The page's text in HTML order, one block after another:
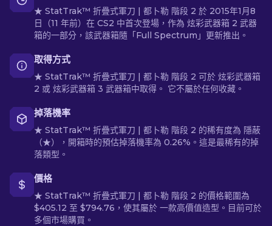
★ StatTrak™ 折疊式軍刀 | 都卜勒 階段 2 於 2015年1月8
日（11 年前）在 CS2 中首次登場，作為 炫彩武器箱 2 武器
箱的一部分，該武器箱隨「Full Spectrum」更新推出。
取得方式
★ StatTrak™ 折疊式軍刀 | 都卜勒 階段 2 可於 炫彩武器箱
2 或 炫彩武器箱 3 武器箱中取得。 它不屬於任何收藏。
掉落機率
★ StatTrak™ 折疊式軍刀 | 都卜勒 階段 2 的稀有度為 隱蔽
（★），開箱時的預估掉落機率為 0.26%。這是最稀有的掉
落類型。
價格
★ StatTrak™ 折疊式軍刀 | 都卜勒 階段 2 的價格範圍為
$405.12 至 $794.76，使其屬於 一款高價值造型。目前可於
多個市場購買。